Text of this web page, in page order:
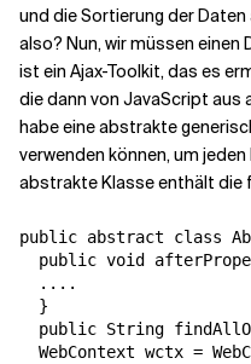
und die Sortierung der
also? Nun, wir müssen einen
ist ein Ajax-Toolkit, das es
die dann von JavaScript aus
habe eine abstrakte
verwenden können, um
abstrakte Klasse enthält die
public abstract class
public void
  ....
  }
public String
WebContext wctx =